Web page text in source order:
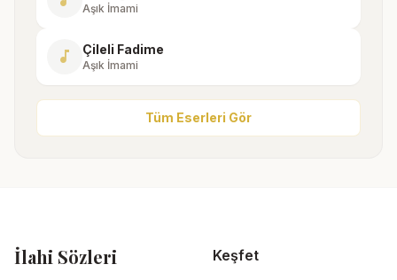
Aşık İmami
music_note Çileli Fadime
Aşık İmami
Tüm Eserleri Gör
İlahi Sözleri Keşfet